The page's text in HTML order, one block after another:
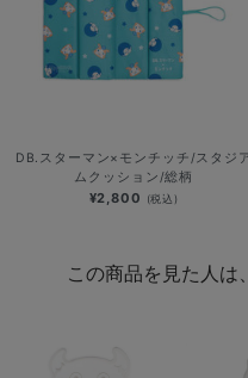
DB.スターマン×モンチッチ/スタジ
ムクッション/総柄
¥2,800 (税込)
この商品を見た人は